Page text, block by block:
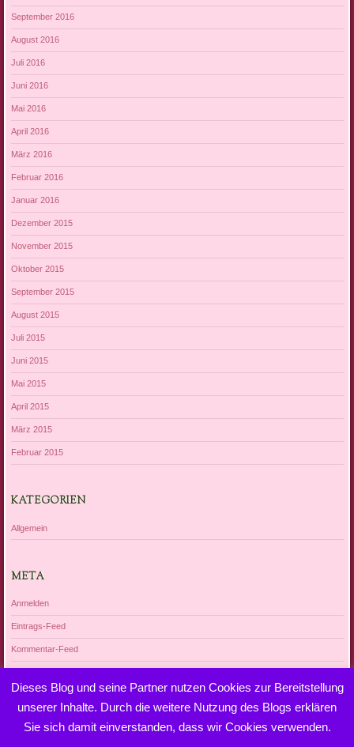
September 2016
August 2016
Juli 2016
Juni 2016
Mai 2016
April 2016
März 2016
Februar 2016
Januar 2016
Dezember 2015
November 2015
Oktober 2015
September 2015
August 2015
Juli 2015
Juni 2015
Mai 2015
April 2015
März 2015
Februar 2015
KATEGORIEN
Allgemein
META
Anmelden
Eintrags-Feed
Kommentar-Feed
Dieses Blog und seine Partner nutzen Cookies zur Bereitstellung
unserer Inhalte. Durch die weitere Nutzung des Blogs erklären
Sie sich damit einverstanden, dass wir Cookies verwenden.